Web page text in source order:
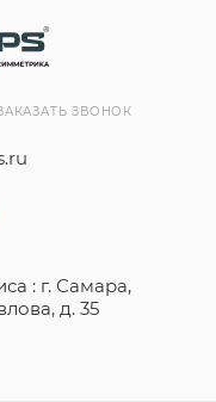
ЗВОНОК
: г. Самара,
д. 35